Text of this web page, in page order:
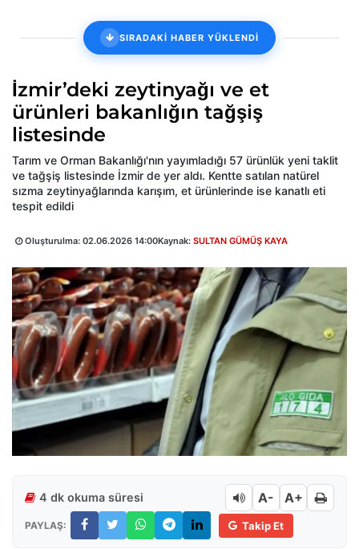
SIRADAKİ HABER YÜKLENDİ
İzmir’deki zeytinyağı ve et
ürünleri bakanlığın tağşiş
listesinde
Tarım ve Orman Bakanlığı'nın yayımladığı 57 ürünlük yeni taklit
ve tağşiş listesinde İzmir de yer aldı. Kentte satılan natürel
sızma zeytinyağlarında karışım, et ürünlerinde ise kanatlı eti
tespit edildi
Oluşturulma: 02.06.2026 14:00Kaynak: SULTAN GÜMÜŞ KAYA
4 dk okuma süresi A- A+
PAYLAŞ: Takip Et